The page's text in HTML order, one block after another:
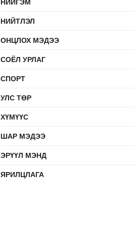
НИЙТЛЭЛ
ОНЦЛОХ МЭДЭЭ
СОЁЛ УРЛАГ
СПОРТ
УЛС ТӨР
ХҮМҮҮС
ШАР МЭДЭЭ
ЭРҮҮЛ МЭНД
ЯРИЛЦЛАГА